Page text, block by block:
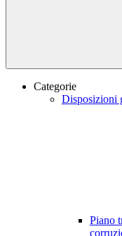
Categorie
Disposizioni
Piano